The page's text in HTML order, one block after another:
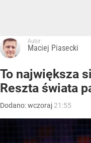
Autor:
Maciej Piasecki
To największa
Reszta świata
Dodano:wczoraj 21:55